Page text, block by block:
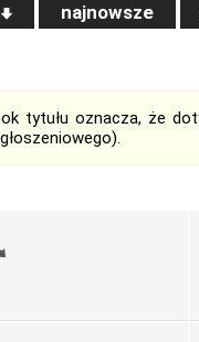
najnowsze
tytułu oznacza, że